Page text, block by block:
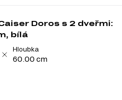
Doros s 2 dveřmi:
bílá
Hloubka
60.00 cm